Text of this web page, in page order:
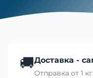
🚚Доставка -
Отправка от 1